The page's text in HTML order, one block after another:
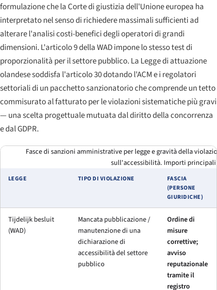
formulazione che la Corte di giustizia dell'Unione europea ha
interpretato nel senso di richiedere massimali sufficienti ad
alterare l'analisi costi-benefici degli operatori di grandi
dimensioni. L'articolo 9 della WAD impone lo stesso test di
proporzionalità per il settore pubblico. La Legge di attuazione
olandese soddisfa l'articolo 30 dotando l'ACM e i regolatori
settoriali di un pacchetto sanzionatorio che comprende un tetto
commisurato al fatturato per le violazioni sistematiche più gravi
— una scelta progettuale mutuata dal diritto della concorrenza
e dal GDPR.
Fasce di sanzioni amministrative per legge e gravità della
sull'accessibilità. Importi principali
LEGGE TIPO DI VIOLAZIONE
FASCIA
(PERSONE
GIURIDICHE)
Tijdelijk besluit
(WAD)
Mancata pubblicazione /
manutenzione di una
dichiarazione di
accessibilità del settore
pubblico
Ordine di
misure
correttive;
avviso
reputazionale
tramite il
registro